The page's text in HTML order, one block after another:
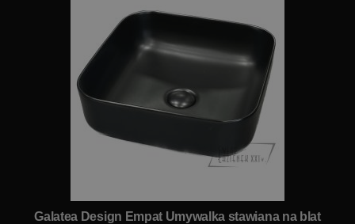
Galatea Design Empat Umywalka stawiana na blat